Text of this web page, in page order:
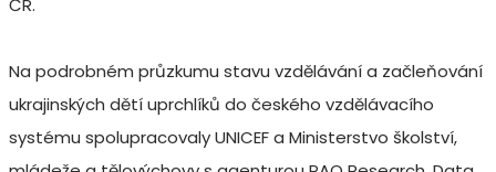
ČR.
Na podrobném průzkumu stavu vzdělávání a začleňování
ukrajinských dětí uprchlíků do českého vzdělávacího
systému spolupracovaly UNICEF a Ministerstvo školství,